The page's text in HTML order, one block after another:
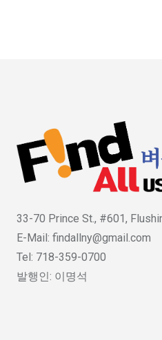
33-70 Prince St., #601,
E-Mail: findallny@gmail.com
Tel: 718-359-0700
발행인: 이명석